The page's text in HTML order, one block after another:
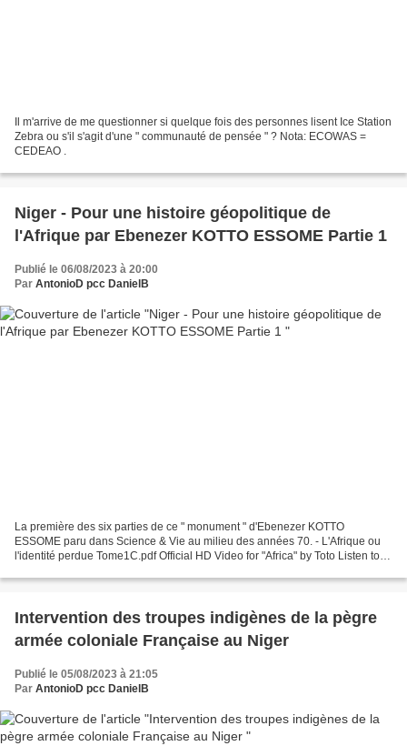
Il m'arrive de me questionner si quelque fois des personnes lisent Ice Station
Zebra ou s'il s'agit d'une " communauté de pensée " ? Nota: ECOWAS =
CEDEAO .
Niger - Pour une histoire géopolitique de
l'Afrique par Ebenezer KOTTO ESSOME Partie 1
Publié le 06/08/2023 à 20:00
Par AntonioD pcc DanielB
La première des six parties de ce " monument " d'Ebenezer KOTTO
ESSOME paru dans Science & Vie au milieu des années 70. - L'Afrique ou
l'identité perdue Tome1C.pdf Official HD Video for "Africa" by Toto Listen to
Intervention des troupes indigènes de la pègre
armée coloniale Française au Niger
Publié le 05/08/2023 à 21:05
Par AntonioD pcc DanielB